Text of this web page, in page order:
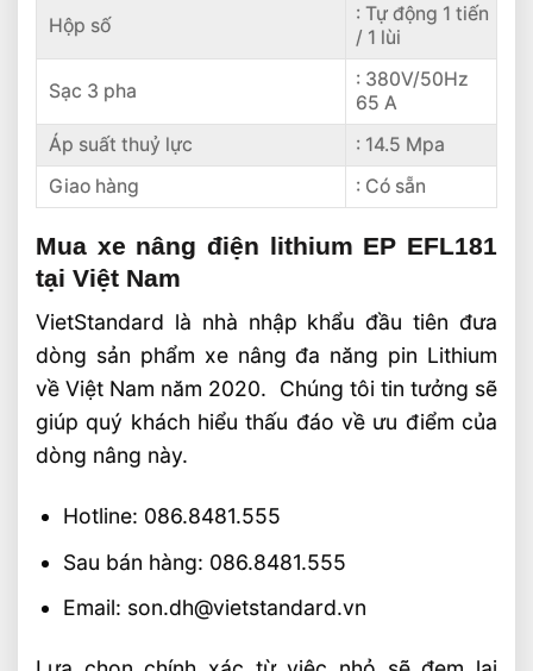
Hộp số
: Tự động 1 tiến
/ 1 lùi
Sạc 3 pha
: 380V/50Hz
65 A
Áp suất thuỷ lực
: 14.5 Mpa
Giao hàng
: Có sẵn
Mua xe nâng điện lithium EP EFL181
tại Việt Nam
VietStandard là nhà nhập khẩu đầu tiên đưa
dòng sản phẩm xe nâng đa năng pin Lithium
về Việt Nam năm 2020. Chúng tôi tin tưởng sẽ
giúp quý khách hiểu thấu đáo về ưu điểm của
dòng nâng này.
Hotline: 086.8481.555
Sau bán hàng: 086.8481.555
Email: son.dh@vietstandard.vn